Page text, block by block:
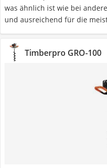
was ähnlich ist wie bei
und ausreichend für die
Timberpro GRO-100